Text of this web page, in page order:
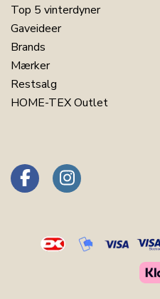
Top 5 vinterdyner
Gaveideer
Brands
Mærker
Restsalg
HOME-TEX Outlet